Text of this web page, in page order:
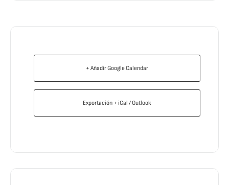
+ Añadir Google Calendar
Exportación + iCal / Outlook